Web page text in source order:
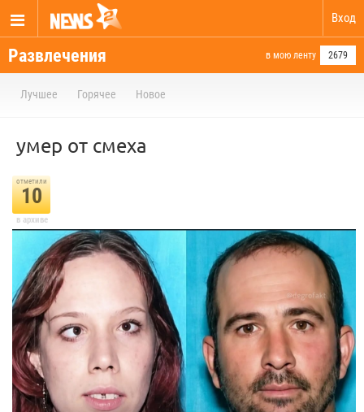
Вход
Развлечения в мою ленту 2679
Лучшее Горячее Новое
умер от смеха
отметили
10
в архиве